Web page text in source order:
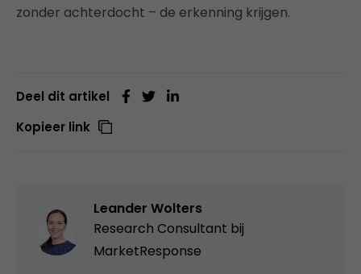
zonder achterdocht – de erkenning krijgen.
Deel dit artikel
Kopieer link
Leander Wolters
Research Consultant bij
MarketResponse